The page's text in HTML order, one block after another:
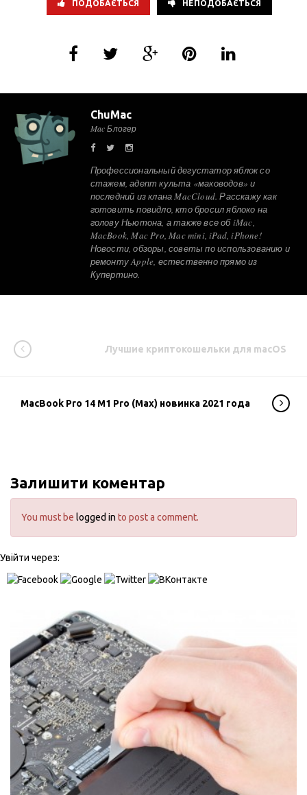
ПОДОБАЄТЬСЯ НЕПОДОБАЄТЬСЯ
ChuMac
Mac Блогер
Профессиональный дегустатор яблок со
стажем, адепт культа «маководов» и
последний из клана MacCloud. Расскажу как
готовить повидло, кто бросил яблоко на
голову Ньютона, а также все об iMac,
MacBook, Mac Pro, Mac mini, iPad, iPhone!
Новости, обзоры, советы по использованию и
ремонту Apple, естественно прямо из
Купертино.
Лучшие криптокошельки для macOS
MacBook Pro 14 M1 Pro (Max) новинка 2021 года
Залишити коментар
You must be logged in to post a comment.
Увійти через: